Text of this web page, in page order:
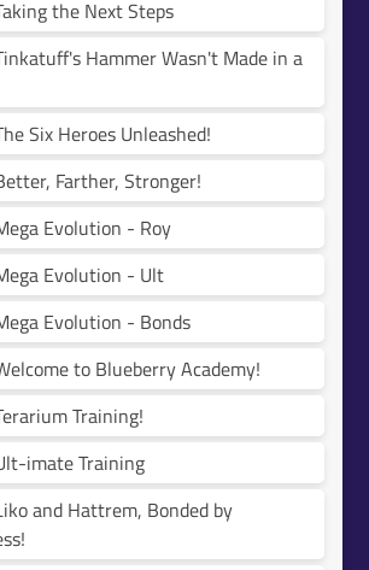
the Next Steps
Hammer Wasn't Made in a
Six Heroes Unleashed!
Farther, Stronger!
Evolution - Roy
Evolution - Ult
Evolution - Bonds
to Blueberry Academy!
Training!
imate Training
and Hattrem, Bonded by